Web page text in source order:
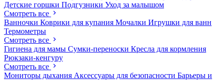
Детские горшки Подгузники Уход за малышом
Смотреть все
Ванночки Коврики для купания Мочалки Игрушки для ванн
Термометры
Смотреть все
Гигиена для мамы Сумки-переноски Кресла для кормления
Рюкзаки-кенгуру
Смотреть все
Мониторы дыхания Аксессуары для безопасности Барьеры и